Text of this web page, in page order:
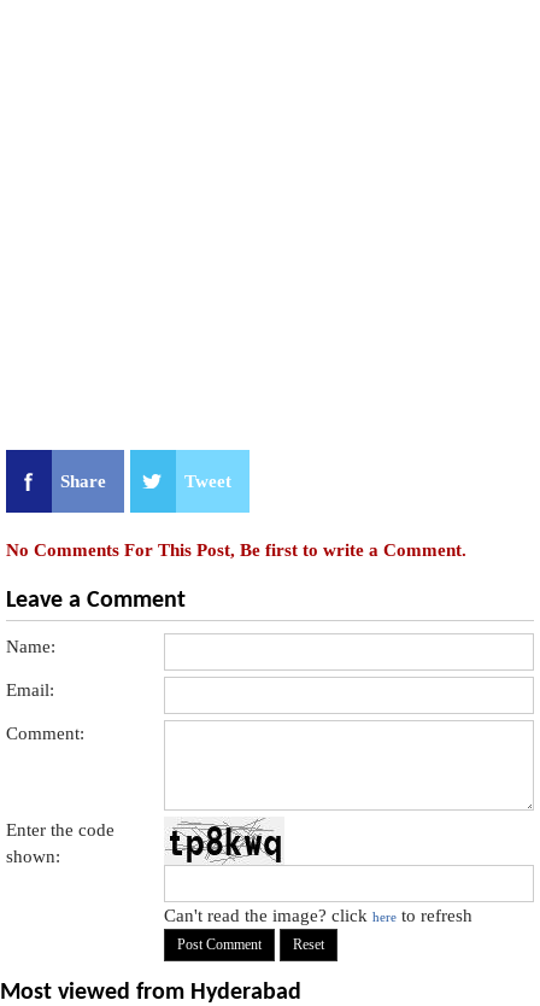
Share Tweet
No Comments For This Post, Be first to write a Comment.
Leave a Comment
Name:
Email:
Comment:
Enter the code
shown:
Can't read the image? clickhere to refresh
Most viewed from Hyderabad